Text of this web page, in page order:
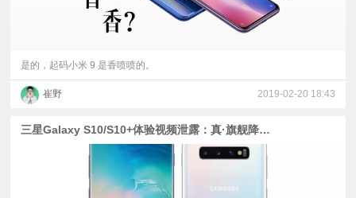
是的，起码小米 9 是香喷喷的。
崔野 2019-02-20 18:43
三星Galaxy S10/S10+体验视频泄露：真·旗舰降临！